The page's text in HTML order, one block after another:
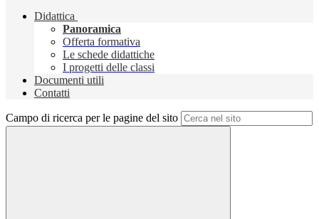
Didattica
Panoramica
Offerta formativa
Le schede didattiche
I progetti delle classi
Documenti utili
Contatti
Campo di ricerca per le pagine del sito